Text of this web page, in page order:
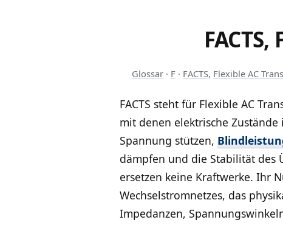
Glossar· F· FACTS, Flexible AC
FACTS steht für Flexible AC
mit denen elektrische Zustände
Spannung stützen,
dämpfen und die Stabilität des
ersetzen keine Kraftwerke. Ihr
Wechselstromnetzes, das
Impedanzen,